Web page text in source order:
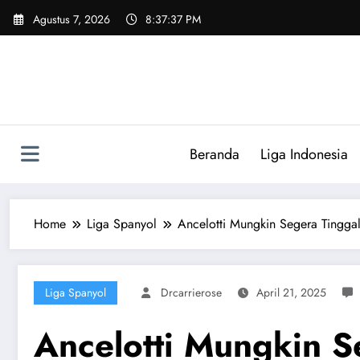
Skip
Agustus 7, 2026 8:37:38 PM
Beranda Liga Indonesia
Home Liga Spanyol Ancelotti Mungkin Segera
Liga Spanyol Drcarrierose April 21, 2025
Ancelotti Mungkin